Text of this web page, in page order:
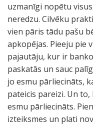
uzmanīgi nopētu
neredzu. Cilvēku
vien pāris tādu pašu
apkopējas. Pieeju pie
pajautāju, kur ir
paskatās un sauc
jo esmu pārliecināts,
pateicis pareizi. Un
esmu pārliecināts.
izteiksmes un plati